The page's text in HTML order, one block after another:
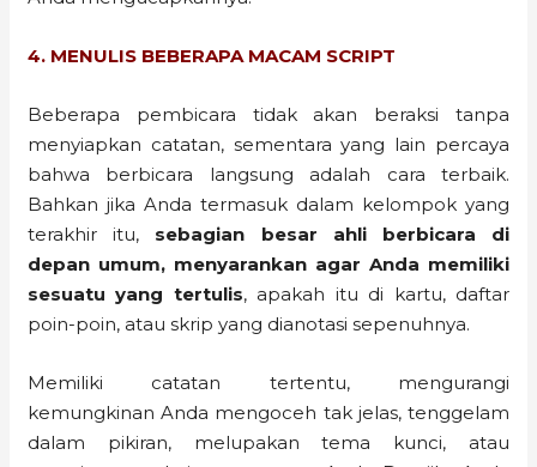
4. MENULIS BEBERAPA MACAM SCRIPT
Beberapa pembicara tidak akan beraksi tanpa
menyiapkan catatan, sementara yang lain percaya
bahwa berbicara langsung adalah cara terbaik.
Bahkan jika Anda termasuk dalam kelompok yang
terakhir itu, sebagian besar ahli berbicara di
depan umum, menyarankan agar Anda memiliki
sesuatu yang tertulis, apakah itu di kartu, daftar
poin-poin, atau skrip yang dianotasi sepenuhnya.
Memiliki catatan tertentu, mengurangi
kemungkinan Anda mengoceh tak jelas, tenggelam
dalam pikiran, melupakan tema kunci, atau